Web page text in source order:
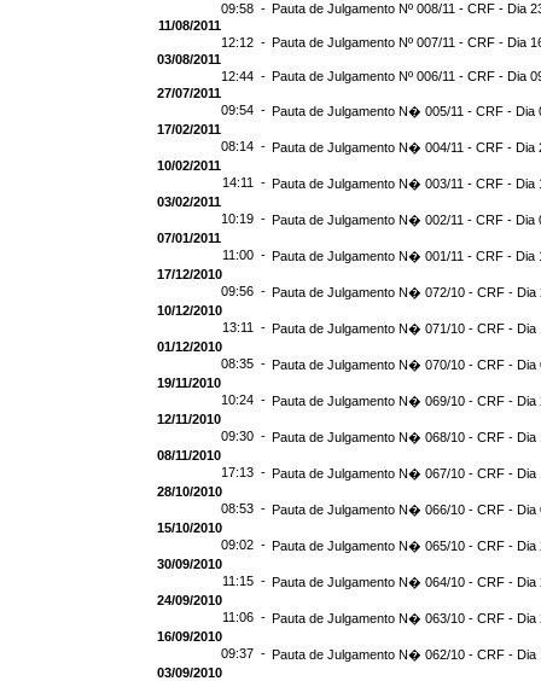
09:58 - Pauta de Julgamento Nº 008/11 - CRF - Dia
11/08/2011
12:12 - Pauta de Julgamento Nº 007/11 - CRF - Dia
03/08/2011
12:44 - Pauta de Julgamento Nº 006/11 - CRF - Dia
27/07/2011
09:54 - Pauta de Julgamento N� 005/11 - CRF - Dia
17/02/2011
08:14 - Pauta de Julgamento N� 004/11 - CRF - Dia
10/02/2011
14:11 - Pauta de Julgamento N� 003/11 - CRF - Dia
03/02/2011
10:19 - Pauta de Julgamento N� 002/11 - CRF - Dia
07/01/2011
11:00 - Pauta de Julgamento N� 001/11 - CRF - Dia
17/12/2010
09:56 - Pauta de Julgamento N� 072/10 - CRF - Dia
10/12/2010
13:11 - Pauta de Julgamento N� 071/10 - CRF - Dia
01/12/2010
08:35 - Pauta de Julgamento N� 070/10 - CRF - Dia
19/11/2010
10:24 - Pauta de Julgamento N� 069/10 - CRF - Dia
12/11/2010
09:30 - Pauta de Julgamento N� 068/10 - CRF - Dia
08/11/2010
17:13 - Pauta de Julgamento N� 067/10 - CRF - Dia
28/10/2010
08:53 - Pauta de Julgamento N� 066/10 - CRF - Dia
15/10/2010
09:02 - Pauta de Julgamento N� 065/10 - CRF - Dia
30/09/2010
11:15 - Pauta de Julgamento N� 064/10 - CRF - Dia
24/09/2010
11:06 - Pauta de Julgamento N� 063/10 - CRF - Dia
16/09/2010
09:37 - Pauta de Julgamento N� 062/10 - CRF - Dia
03/09/2010